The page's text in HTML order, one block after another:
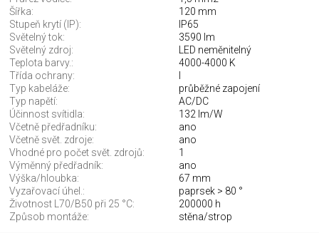
Šířka:
120 mm
Stupeň krytí (IP):
IP65
Světelný tok:
3590 lm
Světelný zdroj:
LED neměnitelný
Teplota barvy.:
4000-4000 K
Třída ochrany:
Typ kabeláže:
průběžné zapojení
Typ napětí:
AC/DC
Účinnost svítidla:
132 lm/W
Včetně předřadníku:
ano
Včetně svět. zdroje:
ano
Vhodné pro počet svět. zdrojů:
1
Výměnný předřadník:
ano
Výška/hloubka:
67 mm
Vyzařovací úhel.:
paprsek > 80 °
Životnost L70/B50 při 25 °C:
200000 h
Způsob montáže:
stěna/strop